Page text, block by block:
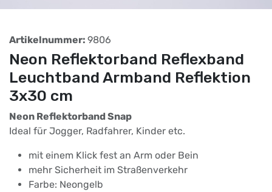
Artikelnummer: 9806
Neon Reflektorband Reflexband
Leuchtband Armband Reflektion
3x30 cm
Neon Reflektorband Snap
Ideal für Jogger, Radfahrer, Kinder etc.
mit einem Klick fest an Arm oder Bein
mehr Sicherheit im Straßenverkehr
Farbe: Neongelb